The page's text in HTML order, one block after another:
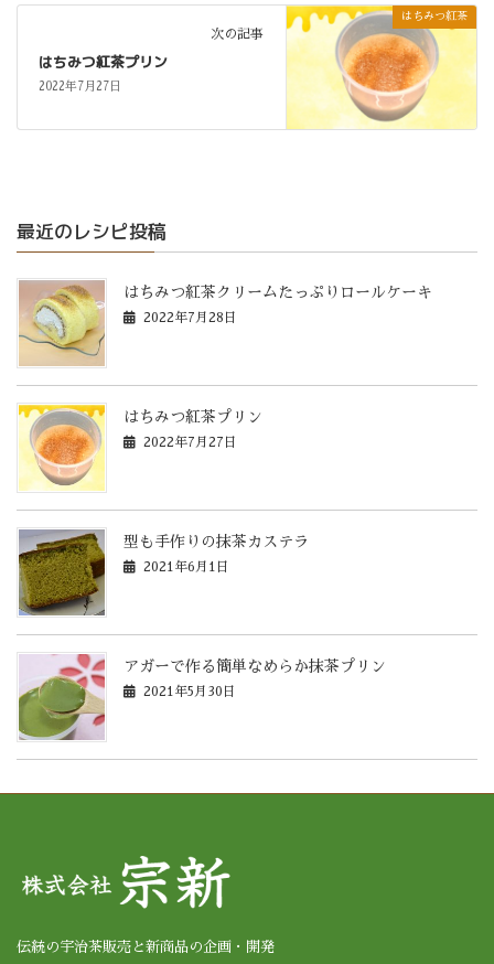
はちみつ紅茶
次の記事
はちみつ紅茶プリン
2022年7月27日
最近のレシピ投稿
はちみつ紅茶クリームたっぷりロールケーキ
2022年7月28日
はちみつ紅茶プリン
2022年7月27日
型も手作りの抹茶カステラ
2021年6月1日
アガーで作る簡単なめらか抹茶プリン
2021年5月30日
伝統の宇治茶販売と新商品の企画・開発